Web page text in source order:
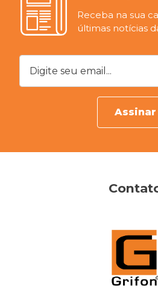
Receba na sua
últimas notícias
Digite seu email...
Assinar